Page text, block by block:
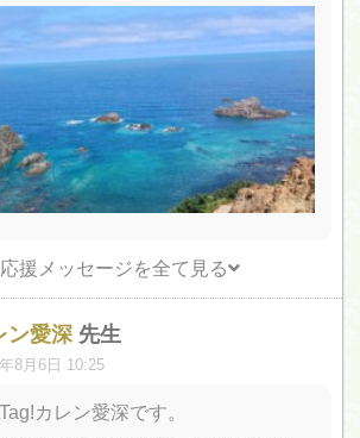
援メッセージを全て見る
ン愛深 先生
8月6日 10:25
カレン愛深です。